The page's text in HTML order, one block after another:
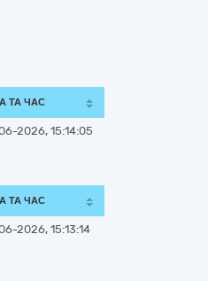
ТА ЧАС
2026, 15:14:05
ТА ЧАС
2026, 15:13:14